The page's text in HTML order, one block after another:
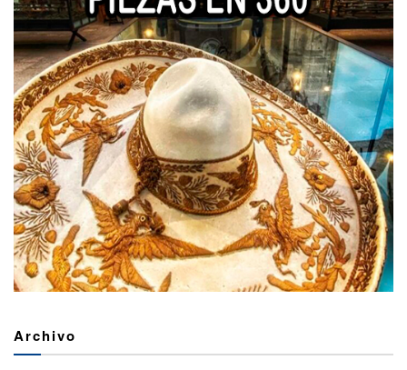
Archivo